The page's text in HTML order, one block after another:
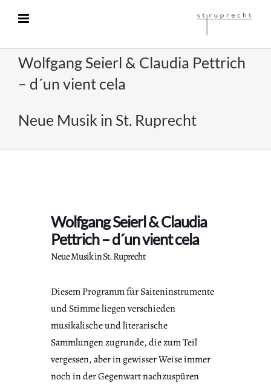
springen
Wolfgang Seierl & Claudia Pettrich
– d´un vient cela
Neue Musik in St. Ruprecht
Wolfgang Seierl & Claudia
Pettrich – d´un vient cela
Neue Musik in St. Ruprecht
Diesem Programm für Saiteninstrumente
und Stimme liegen verschieden
musikalische und literarische
Sammlungen zugrunde, die zum Teil
vergessen, aber in gewisser Weise immer
noch in der Gegenwart nachzuspüren